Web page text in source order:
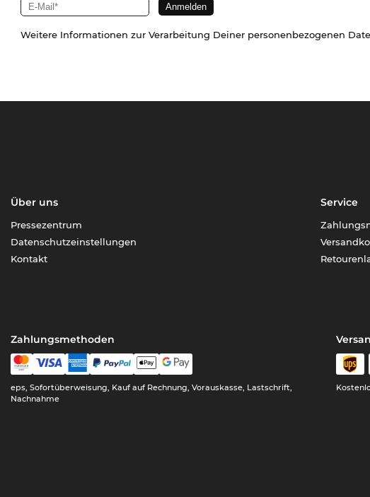
Weitere Informationen zur Verarbeitung Deiner personenbezogenen
Über uns
Pressezentrum
Datenschutzeinstellungen
Kontakt
Service
Zahlungsmethoden
eps, Sofortüberweisung, Kauf auf Rechnung, Vorauskasse, Lastschrift,
Nachnahme